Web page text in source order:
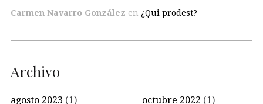
Carmen Navarro González en ¿Qui prodest?
Archivo
agosto 2023 (1) octubre 2022 (1)